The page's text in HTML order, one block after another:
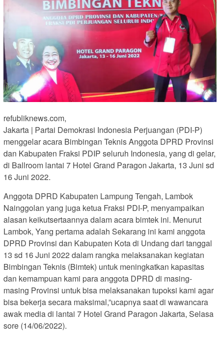
refubliknews.com,
Jakarta | Partai Demokrasi Indonesia Perjuangan (PDI-P)
menggelar acara Bimbingan Teknis Anggota DPRD Provinsi
dan Kabupaten Fraksi PDIP seluruh Indonesia, yang di gelar,
di Ballroom lantai 7 Hotel Grand Paragon Jakarta, 13 Juni sd
16 Juni 2022.
Anggota DPRD Kabupaten Lampung Tengah, Lambok
Nainggolan yang juga ketua Fraksi PDI-P, menyampaikan
alasan keikutsertaannya dalam acara bimtek ini. Menurut
Lambok, Yang pertama adalah Sekarang ini kami anggota
DPRD Provinsi dan Kabupaten Kota di Undang dari tanggal
13 sd 16 Juni 2022 dalam rangka melaksanakan kegiatan
Bimbingan Teknis (Bimtek) untuk meningkatkan kapasitas
dan kemampuan kami para anggota DPRD di masing-
masing Provinsi untuk bisa melaksanakan tupoksi kami agar
bisa bekerja secara maksimal,”ucapnya saat di wawancara
awak media di lantai 7 Hotel Grand Paragon Jakarta, Selasa
sore (14/06/2022).